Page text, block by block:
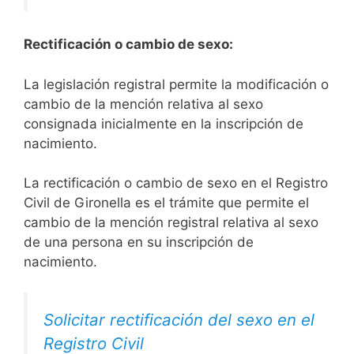
Rectificación o cambio de sexo:
La legislación registral permite la modificación o
cambio de la mención relativa al sexo
consignada inicialmente en la inscripción de
nacimiento.
La rectificación o cambio de sexo en el Registro
Civil de Gironella es el trámite que permite el
cambio de la mención registral relativa al sexo
de una persona en su inscripción de
nacimiento.
Solicitar rectificación del sexo en el
Registro Civil